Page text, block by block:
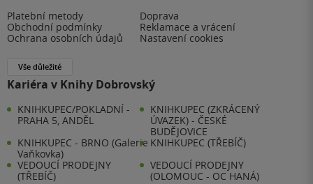
Platební metody
Doprava
Obchodní podmínky
Reklamace a vrácení
Ochrana osobních údajů
Nastavení cookies
Vše důležité
Kariéra v Knihy Dobrovský
KNIHKUPEC/POKLADNÍ -
PRAHA 5, ANDĚL
KNIHKUPEC (ZKRÁCENÝ
ÚVAZEK) - ČESKÉ
BUDĚJOVICE
KNIHKUPEC - BRNO (Galerie
Vaňkovka)
KNIHKUPEC (TŘEBÍČ)
VEDOUCÍ PRODEJNY
(TŘEBÍČ)
VEDOUCÍ PRODEJNY
(OLOMOUC - OC HANÁ)